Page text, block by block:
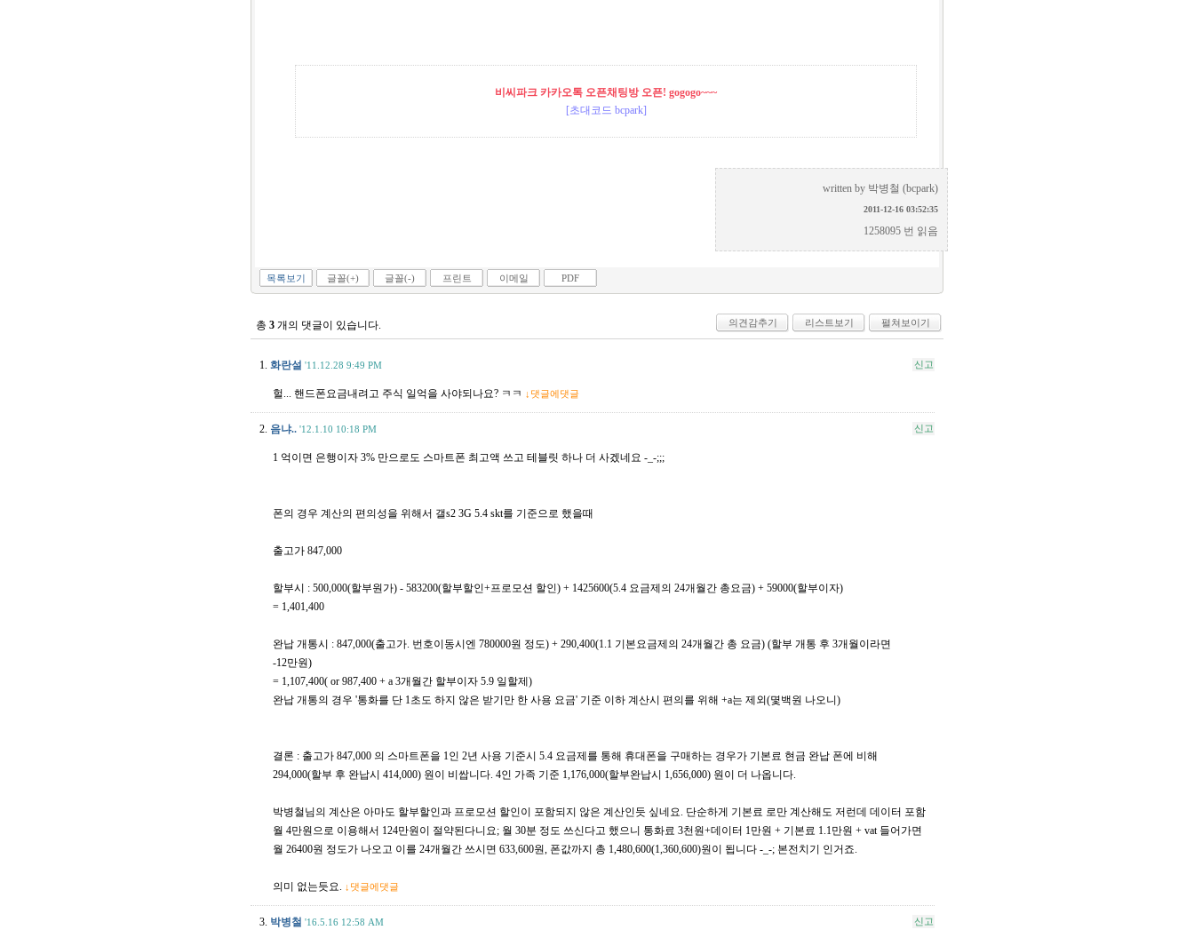
비씨파크 카카오톡 오픈채팅방 오픈! gogogo~~~
[초대코드 bcpark]
written by 박병철 (bcpark)
2011-12-16 03:52:35
1258095 번 읽음
목록보기 글꼴(+) 글꼴(-) 프린트 이메일 PDF
총 3 개의 댓글이 있습니다. 의견감추기 리스트보기 펼쳐보이기
1. 화란설 '11.12.28 9:49 PM 신고
헐... 핸드폰요금내려고 주식 일억을 사야되나요? ㅋㅋ ↓댓글에댓글
2. 음냐.. '12.1.10 10:18 PM 신고
1 억이면 은행이자 3% 만으로도 스마트폰 최고액 쓰고 테블릿 하나 더 사겠네요 -_-;;;
폰의 경우 계산의 편의성을 위해서 갤s2 3G 5.4 skt를 기준으로 했을때
출고가 847,000
할부시 : 500,000(할부원가) - 583200(할부할인+프로모션 할인) + 1425600(5.4 요금제의 24개월간 총요금) + 59000(할부이자)
= 1,401,400
완납 개통시 : 847,000(출고가. 번호이동시엔 780000원 정도) + 290,400(1.1 기본요금제의 24개월간 총 요금) (할부 개통 후 3개월이라면
-12만원)
= 1,107,400( or 987,400 + a 3개월간 할부이자 5.9 일할제)
완납 개통의 경우 '통화를 단 1초도 하지 않은 받기만 한 사용 요금' 기준 이하 계산시 편의를 위해 +a는 제외(몇백원 나오니)
결론 : 출고가 847,000 의 스마트폰을 1인 2년 사용 기준시 5.4 요금제를 통해 휴대폰을 구매하는 경우가 기본료 현금 완납 폰에 비해
294,000(할부 후 완납시 414,000) 원이 비쌉니다. 4인 가족 기준 1,176,000(할부완납시 1,656,000) 원이 더 나옵니다.
박병철님의 계산은 아마도 할부할인과 프로모션 할인이 포함되지 않은 계산인듯 싶네요. 단순하게 기본료 로만 계산해도 저런데 데이터 포함
월 4만원으로 이용해서 124만원이 절약된다니요; 월 30분 정도 쓰신다고 했으니 통화료 3천원+데이터 1만원 + 기본료 1.1만원 + vat 들어가면
월 26400원 정도가 나오고 이를 24개월간 쓰시면 633,600원, 폰값까지 총 1,480,600(1,360,600)원이 됩니다 -_-; 본전치기 인거죠.
의미 없는듯요. ↓댓글에댓글
3. 박병철 '16.5.16 12:58 AM 신고